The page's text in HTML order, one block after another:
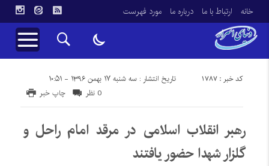
خانه ارتباط با ما درباره ما مورد فهرست
تاریخ انتشار : سه شنبه ۱۷ بهمن ۱۳۹۶ - ۱۰:۵۱ کد خبر : 1787
چاپ خبر 0 نظر
رهبر انقلاب اسلامی در مرقد امام راحل و
گلزار شهدا حضور یافتند